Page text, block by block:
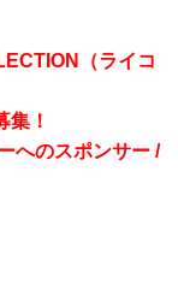
（ライコ
！
へのスポンサー /